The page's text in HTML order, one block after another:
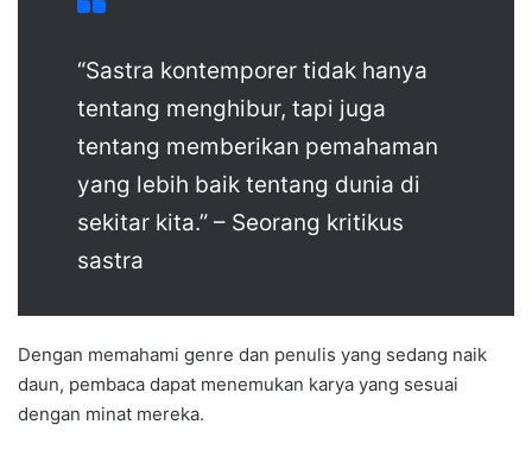
“Sastra kontemporer tidak hanya
tentang menghibur, tapi juga
tentang memberikan pemahaman
yang lebih baik tentang dunia di
sekitar kita.” – Seorang kritikus
sastra
Dengan memahami genre dan penulis yang sedang naik
daun, pembaca dapat menemukan karya yang sesuai
dengan minat mereka.